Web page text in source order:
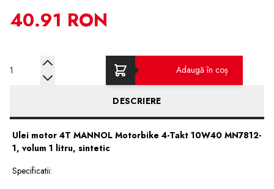
40.91 RON
Adaugă în coș
DESCRIERE
Ulei motor 4T MANNOL Motorbike 4-Takt 10W40 MN7812-
1, volum 1 litru, sintetic
Specificatii: